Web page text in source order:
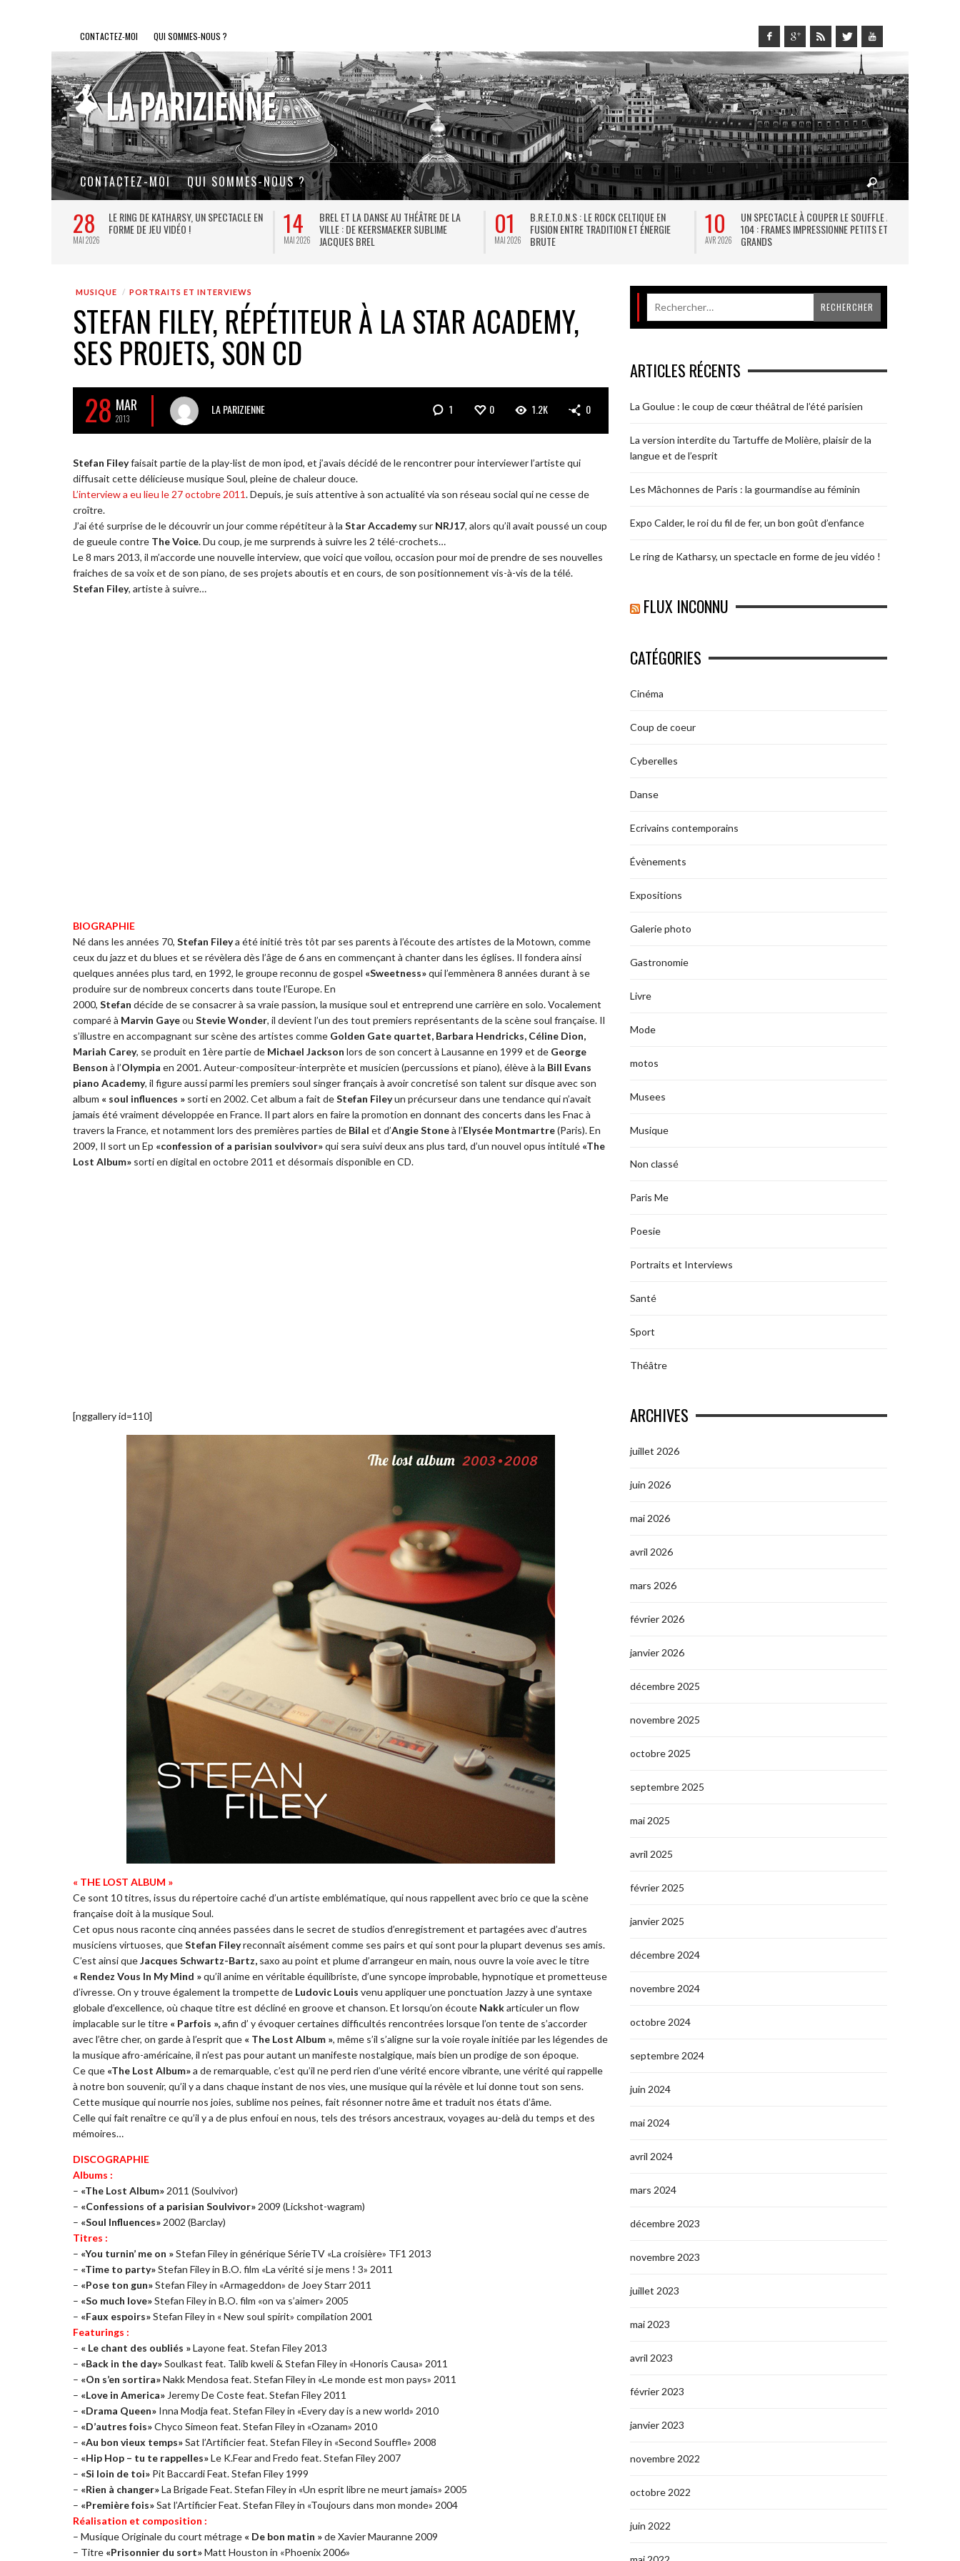
CONTACTEZ-MOI QUI SOMMES-NOUS ?
CONTACTEZ-MOI QUI SOMMES-NOUS ?
28
MAI 2026
LE RING DE KATHARSY, UN SPECTACLE EN
FORME DE JEU VIDÉO !
14
MAI 2026
BREL ET LA DANSE AU THÉÂTRE DE LA
VILLE : DE KEERSMAEKER SUBLIME
JACQUES BREL
01
MAI 2026
B.R.E.T.O.N.S : LE ROCK CELTIQUE EN
FUSION ENTRE TRADITION ET ÉNERGIE
BRUTE
10
AVR 2026
UN SPECTACLE À COUPER LE SOUFFLE AU
104 : FRAMES IMPRESSIONNE PETITS ET
GRANDS
MUSIQUE PORTRAITS ET INTERVIEWS
STEFAN FILEY, RÉPÉTITEUR À LA STAR ACADEMY,
SES PROJETS, SON CD
28 MAR
2013
LA PARIZIENNE 1 0 1.2K 0
Stefan Fileyfaisait partie de la play-list de mon ipod, et j’avais décidé de le rencontrer pour interviewer l’artiste qui
diffusait cette délicieuse musique Soul, pleine de chaleur douce.
L’interview a eu lieu le 27 octobre 2011. Depuis, je suis attentive à son actualité via son réseau social qui ne cesse de
croître.
J’ai été surprise de le découvrir un jour comme répétiteur à la Star Accademysur NRJ17, alors qu’il avait poussé un coup
de gueule contre The Voice. Du coup, je me surprends à suivre les 2 télé-crochets…
Le 8 mars 2013, il m’accorde une nouvelle interview, que voici que voilou, occasion pour moi de prendre de ses nouvelles
fraiches de sa voix et de son piano, de ses projets aboutis et en cours, de son positionnement vis-à-vis de la télé.
Stefan Filey, artiste à suivre…
BIOGRAPHIE
Né dans les années 70, Stefan Fileya été initié très tôt par ses parents à l’écoute des artistes de la Motown, comme
ceux du jazz et du blues et se révèlera dès l’âge de 6 ans en commençant à chanter dans les églises. Il fondera ainsi
quelques années plus tard, en 1992, le groupe reconnu de gospel «Sweetness»qui l’emmènera 8 années durant à se
produire sur de nombreux concerts dans toute l’Europe. En
2000, Stefan décide de se consacrer à sa vraie passion, la musique soul et entreprend une carrière en solo. Vocalement
comparé à Marvin Gayeou Stevie Wonder, il devient l’un des tout premiers représentants de la scène soul française. Il
s’illustre en accompagnant sur scène des artistes comme Golden Gate quartet, Barbara Hendricks, Céline Dion,
Mariah Carey, se produit en 1ère partie de Michael Jackson lors de son concert à Lausanne en 1999 et de George
Benson à l’Olympia en 2001. Auteur-compositeur-interprète et musicien (percussions et piano), élève à la Bill Evans
piano Academy, il figure aussi parmi les premiers soul singer français à avoir concretisé son talent sur disque avec son
album « soul influences » sorti en 2002. Cet album a fait deStefan Fileyun précurseur dans une tendance qui n’avait
jamais été vraiment développée en France. Il part alors en faire la promotion en donnant des concerts dans les Fnac à
travers la France, et notamment lors des premières parties de Bilal et d’Angie Stoneà l’Elysée Montmartre(Paris). En
2009, Il sort un Ep «confession of a parisian soulvivor»qui sera suivi deux ans plus tard, d’un nouvel opus intitulé «The
Lost Album» sorti en digital en octobre 2011 et désormais disponible en CD.
[nggallery id=110]
« THE LOST ALBUM »
Ce sont 10 titres, issus du répertoire caché d’un artiste emblématique, qui nous rappellent avec brio ce que la scène
française doit à la musique Soul.
Cet opus nous raconte cinq années passées dans le secret de studios d’enregistrement et partagées avec d’autres
musiciens virtuoses, queStefan Fileyreconnaît aisément comme ses pairs et qui sont pour la plupart devenus ses amis.
C’est ainsi queJacques Schwartz-Bartz, saxo au point et plume d’arrangeur en main, nous ouvre la voie avec le titre
« Rendez Vous In My Mind »qu’il anime en véritable équilibriste, d’une syncope improbable, hypnotique et prometteuse
d’ivresse. On y trouve également la trompette de Ludovic Louis venu appliquer une ponctuation Jazzy à une syntaxe
globale d’excellence, où chaque titre est décliné en groove et chanson. Et lorsqu’on écoute Nakkarticuler un flow
implacable sur le titre « Parfois »,afin d’ y évoquer certaines difficultés rencontrées lorsque l’on tente de s’accorder
avec l’être cher, on garde à l’esprit que « The Lost Album », même s’il s’aligne sur la voie royale initiée par les légendes de
la musique afro-américaine, il n’est pas pour autant un manifeste nostalgique, mais bien un prodige de son époque.
Ce que «The Lost Album»a de remarquable, c’est qu’il ne perd rien d’une vérité encore vibrante, une vérité qui rappelle
à notre bon souvenir, qu’il y a dans chaque instant de nos vies, une musique qui la révèle et lui donne tout son sens.
Cette musique qui nourrie nos joies, sublime nos peines, fait résonner notre âme et traduit nos états d’âme.
Celle qui fait renaître ce qu’il y a de plus enfoui en nous, tels des trésors ancestraux, voyages au-delà du temps et des
mémoires…
DISCOGRAPHIE
Albums :
– «The Lost Album» 2011 (Soulvivor)
– «Confessions of a parisian Soulvivor» 2009 (Lickshot-wagram)
– «Soul Influences» 2002 (Barclay)
Titres :
– «You turnin’ me on »Stefan Filey in générique SérieTV «La croisière» TF1 2013
– «Time to party»Stefan Filey in B.O. film «La vérité si je mens ! 3» 2011
– «Pose ton gun»Stefan Filey in «Armageddon» de Joey Starr 2011
– «So much love»Stefan Filey in B.O. film «on va s’aimer» 2005
– «Faux espoirs»Stefan Filey in « New soul spirit» compilation 2001
Featurings :
– « Le chant des oubliés »Layone feat. Stefan Filey 2013
– «Back in the day»Soulkast feat. Talib kweli & Stefan Filey in «Honoris Causa» 2011
– «On s’en sortira»Nakk Mendosa feat. Stefan Filey in «Le monde est mon pays» 2011
– «Love in America» Jeremy De Coste feat. Stefan Filey 2011
– «Drama Queen» Inna Modja feat. Stefan Filey in «Every day is a new world» 2010
– «D’autres fois»Chyco Simeon feat. Stefan Filey in «Ozanam» 2010
– «Au bon vieux temps»Sat l’Artificier feat. Stefan Filey in «Second Souffle» 2008
– «Hip Hop – tu te rappelles»Le K.Fear and Fredo feat. Stefan Filey 2007
– «Si loin de toi» Pit Baccardi Feat. Stefan Filey 1999
– «Rien à changer»La Brigade Feat. Stefan Filey in «Un esprit libre ne meurt jamais» 2005
– «Première fois»Sat l’Artificier Feat. Stefan Filey in «Toujours dans mon monde» 2004
Réalisation et composition :
– Musique Originale du court métrage « De bon matin »de Xavier Mauranne 2009
– Titre «Prisonnier du sort»Matt Houston in «Phoenix 2006»
ARTICLES RÉCENTS
La Goulue : le coup de cœur théâtral de l’été parisien
La version interdite du Tartuffe de Molière, plaisir de la
langue et de l’esprit
Les Mâchonnes de Paris : la gourmandise au féminin
Expo Calder, le roi du fil de fer, un bon goût d’enfance
Le ring de Katharsy, un spectacle en forme de jeu vidéo !
FLUX INCONNU
CATÉGORIES
Cinéma
Coup de coeur
Cyberelles
Danse
Ecrivains contemporains
Évènements
Expositions
Galerie photo
Gastronomie
Livre
Mode
motos
Musees
Musique
Non classé
Paris Me
Poesie
Portraits et Interviews
Santé
Sport
Théâtre
ARCHIVES
juillet 2026
juin 2026
mai 2026
avril 2026
mars 2026
février 2026
janvier 2026
décembre 2025
novembre 2025
octobre 2025
septembre 2025
mai 2025
avril 2025
février 2025
janvier 2025
décembre 2024
novembre 2024
octobre 2024
septembre 2024
juin 2024
mai 2024
avril 2024
mars 2024
décembre 2023
novembre 2023
juillet 2023
mai 2023
avril 2023
février 2023
janvier 2023
novembre 2022
octobre 2022
juin 2022